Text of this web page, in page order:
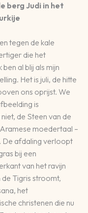
berg Judi in het
tegen de kale
die het
al blij als mijn
Het is juli, de hitte
ons oprijst. We
is
de Steen van de
moedertaal –
De afdaling verloopt
bij een
van het ravijn
Tigris stroomt,
het
christenen die nu